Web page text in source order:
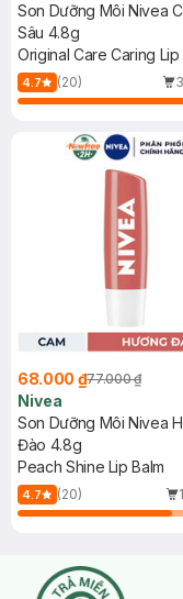
Son Dưỡng Môi Nivea
Sâu 4.8g
Original Care Caring Lip
4.7 (20)
68.000 ₫77.000 ₫
Nivea
Son Dưỡng Môi Nivea
Đào 4.8g
Peach Shine Lip Balm
4.7 (20)